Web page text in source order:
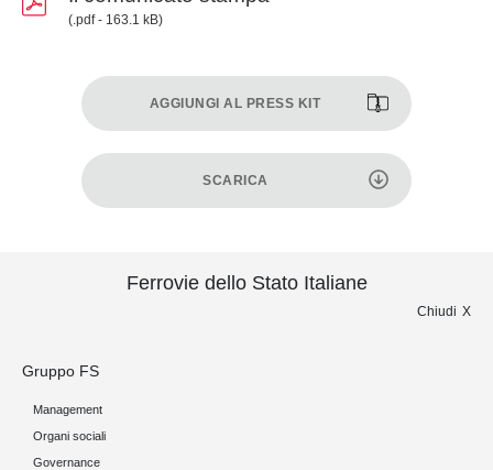
(.pdf - 163.1 kB)
AGGIUNGI AL PRESS KIT
SCARICA
Ferrovie dello Stato Italiane
Chiudi
Gruppo FS
Management
Organi sociali
Governance